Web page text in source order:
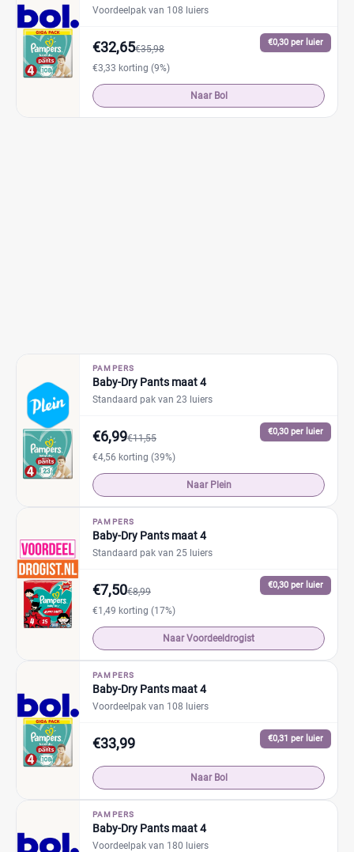
Voordeelpak van 108 luiers
€0,30 per luier
€32,65€35,98
€3,33 korting (9%)
Naar Bol
PAMPERS
Baby-Dry Pants maat 4
Standaard pak van 23 luiers
€0,30 per luier
€6,99€11,55
€4,56 korting (39%)
Naar Plein
PAMPERS
Baby-Dry Pants maat 4
Standaard pak van 25 luiers
€0,30 per luier
€7,50€8,99
€1,49 korting (17%)
Naar Voordeeldrogist
PAMPERS
Baby-Dry Pants maat 4
Voordeelpak van 108 luiers
€0,31 per luier
€33,99
Naar Bol
PAMPERS
Baby-Dry Pants maat 4
Voordeelpak van 180 luiers